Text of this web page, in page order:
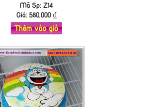
Mã Sp: Z14
Giá: 580,000₫
Thêm vào giỏ